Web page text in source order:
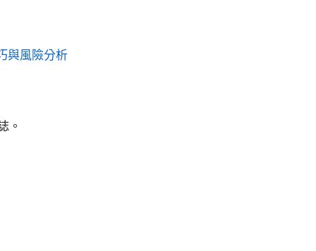
與風險分析
。